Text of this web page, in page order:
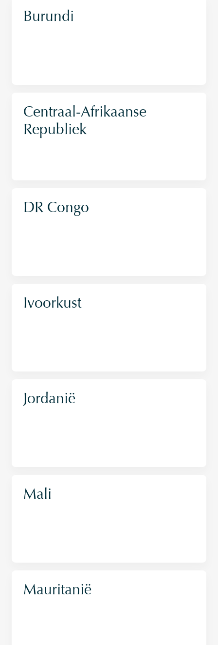
Burundi
Centraal-Afrikaanse
Republiek
DR Congo
Ivoorkust
Jordanië
Mali
Mauritanië